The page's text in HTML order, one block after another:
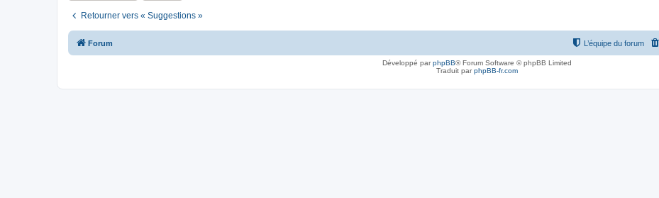
Retourner vers « Suggestions »
Forum L’équipe du forum
Développé parphpBB® Forum Software © phpBB Limited
Traduit parphpBB-fr.com